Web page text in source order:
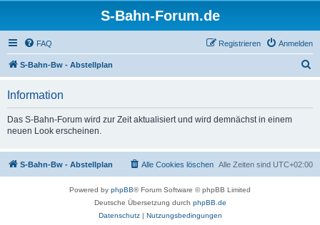
S-Bahn-Forum.de
FAQ Anmelden
Registrieren
S-Bahn-Bw - Abstellplan
Information
Das S-Bahn-Forum wird zur Zeit aktualisiert und wird demnächst in einem
neuen Look erscheinen.
S-Bahn-Bw - Abstellplan Alle Zeiten sind UTC+02:00
Alle Cookies löschen
Powered by phpBB® Forum Software © phpBB Limited
Deutsche Übersetzung durch phpBB.de
Datenschutz| Nutzungsbedingungen